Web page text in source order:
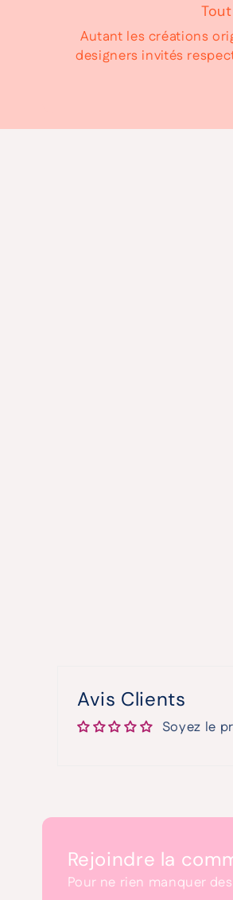
Autant les créations
designers invités
Avis Clients
Soyez le
Rejoindre la
Pour ne rien manquer